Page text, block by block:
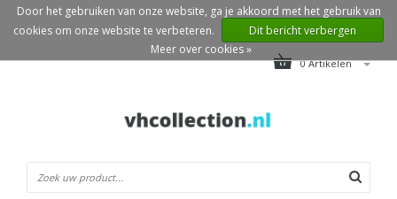
0 Artikelen
Door het gebruiken van onze website, ga je akkoord met het gebruik van
cookies om onze website te verbeteren.
Dit bericht verbergen
Meer over cookies »